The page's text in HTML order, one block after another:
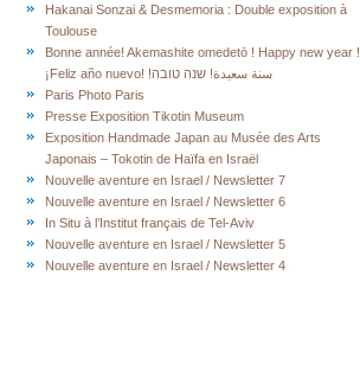
Hakanai Sonzai & Desmemoria : Double exposition à
Toulouse
Bonne année! Akemashite omedetō ! Happy new year !
¡Feliz año nuevo! !سنة سعيدة! שנה טובה
Paris Photo Paris
Presse Exposition Tikotin Museum
Exposition Handmade Japan au Musée des Arts
Japonais – Tokotin de Haïfa en Israël
Nouvelle aventure en Israel / Newsletter 7
Nouvelle aventure en Israel / Newsletter 6
In Situ à l’Institut français de Tel-Aviv
Nouvelle aventure en Israel / Newsletter 5
Nouvelle aventure en Israel / Newsletter 4